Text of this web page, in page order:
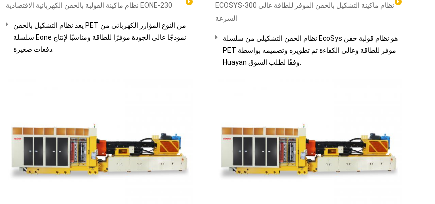
نظام ماكينة القولبة بالحقن الكهربائية الاقتصادية EONE-230
يعد نظام التشكيل بالحقن PET من النوع المؤازر الكهربائي من
سلسلة Eone نموذجًا عالي الجودة موفرًا للطاقة ومناسبًا لإنتاج
دفعات صغيرة.
ECOSYS-300 نظام ماكينة التشكيل بالحقن الموفر للطاقة عالي
السرعة
نظام الحقن التشكيلي من سلسلة EcoSys هو نظام قولبة حقن
PET موفر للطاقة وعالي الكفاءة تم تطويره وتصميمه بواسطة
Huayan وفقًا لطلب السوق.